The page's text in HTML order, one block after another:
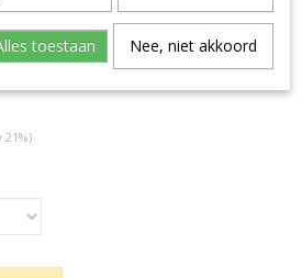
SHOWTAS
toestaan Nee, niet akkoord